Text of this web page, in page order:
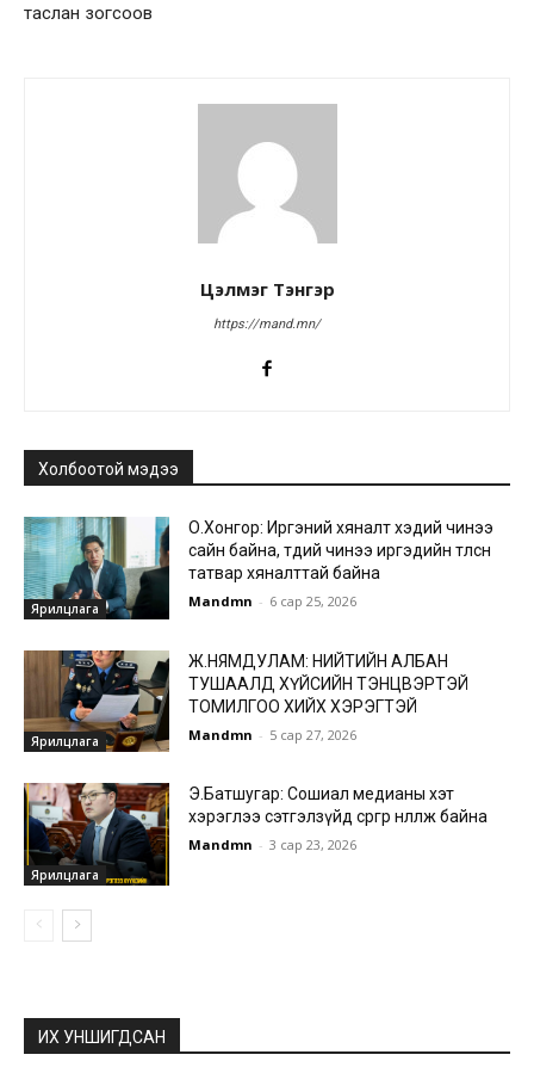
таслан зогсоов
Цэлмэг Тэнгэр
https://mand.mn/
Холбоотой мэдээ
Ярилцлага
О.Хонгор: Иргэний хяналт хэдий чинээ
сайн байна, төдий чинээ иргэдийн төлсөн
татвар хяналттай байна
Mandmn - 6 сар 25, 2026
Ярилцлага
Ж.НЯМДУЛАМ: НИЙТИЙН АЛБАН
ТУШААЛД ХҮЙСИЙН ТЭНЦВЭРТЭЙ
ТОМИЛГОО ХИЙХ ХЭРЭГТЭЙ
Mandmn - 5 сар 27, 2026
Ярилцлага
Э.Батшугар: Сошиал медианы хэт
хэрэглээ сэтгэлзүйд сөргөөр нөлөөлж байна
Mandmn - 3 сар 23, 2026
ИХ УНШИГДСАН